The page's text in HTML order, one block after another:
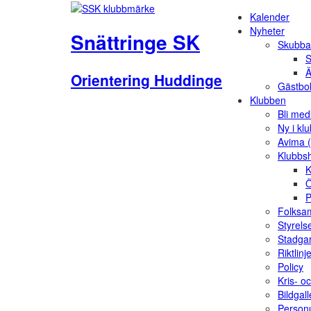
Snättringe SK
Orientering Huddinge
Kalender
Nyheter
Klubben
Bli
Ny i
Avima
Policy
Kris-